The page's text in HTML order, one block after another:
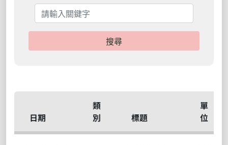
搜尋
日期
類
別
標題
單
位